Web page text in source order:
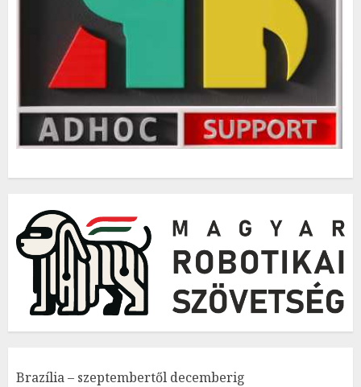
Brazília – szeptembertől decemberig